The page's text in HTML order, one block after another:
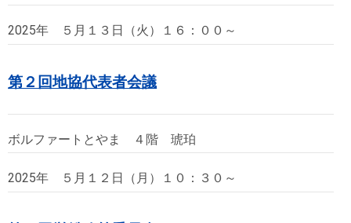
2025年 ５月１３日（火）１６：００～
第２回地協代表者会議
ボルファートとやま ４階 琥珀
2025年 ５月１２日（月）１０：３０～